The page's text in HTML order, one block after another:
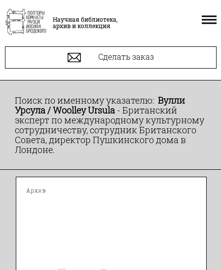
Научная библиотека,
архив и коллекция
Сделать заказ
Поиск по именному указателю: Вулли
Урсула / Woolley Ursula - Британский
эксперт по международному культурному
сотрудничеству, сотрудник Британского
Совета, директор Пушкинского дома в
Лондоне.
Архив